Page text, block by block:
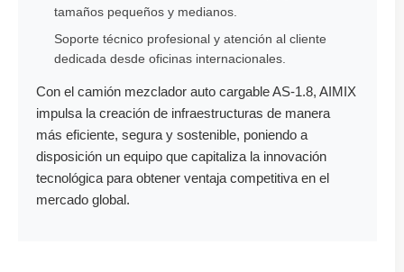
tamaños pequeños y medianos.
Soporte técnico profesional y atención al cliente
dedicada desde oficinas internacionales.
Con el camión mezclador auto cargable AS-1.8, AIMIX
impulsa la creación de infraestructuras de manera
más eficiente, segura y sostenible, poniendo a
disposición un equipo que capitaliza la innovación
tecnológica para obtener ventaja competitiva en el
mercado global.